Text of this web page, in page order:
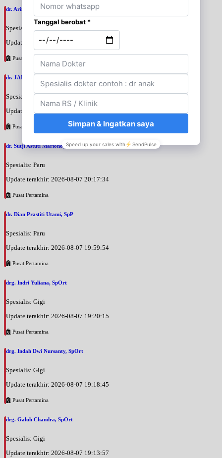
dr. Arini Purwono, SpP
Spesialis: Paru
Update terakhir: 2026-08-07 20:25:58
Pusat Pertamina
dr. JANUAR HABIBI, SpP
Spesialis: Paru
Update terakhir: 2026-08-07 20:23:50
Pusat Pertamina
dr. Sutji Astuti Mariono, SpP
Spesialis: Paru
Update terakhir: 2026-08-07 20:17:34
Pusat Pertamina
dr. Dian Prastiti Utami, SpP
Spesialis: Paru
Update terakhir: 2026-08-07 19:59:54
Pusat Pertamina
drg. Indri Yuliana, SpOrt
Spesialis: Gigi
Update terakhir: 2026-08-07 19:20:15
Pusat Pertamina
drg. Indah Dwi Nursanty, SpOrt
Spesialis: Gigi
Update terakhir: 2026-08-07 19:18:45
Pusat Pertamina
drg. Galuh Chandra, SpOrt
Spesialis: Gigi
Update terakhir: 2026-08-07 19:13:57